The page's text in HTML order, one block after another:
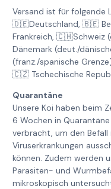
Versand ist für folgende
🇩🇪Deutschland, 🇧🇪
Frankreich, 🇨🇭Schweiz
Dänemark (deut./
(franz./spanische
🇨🇿 Tschechische
Quarantäne
Unsere Koi haben beim
6 Wochen in Quarantäne
verbracht, um den
Viruserkrankungen
können. Zudem werden
Parasiten- und
mikroskopisch